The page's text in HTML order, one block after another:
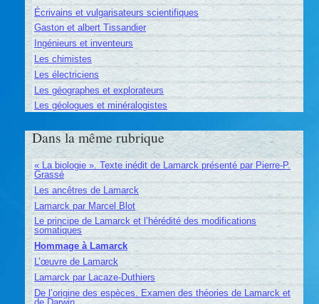
Écrivains et vulgarisateurs scientifiques
Gaston et albert Tissandier
Ingénieurs et inventeurs
Les chimistes
Les électriciens
Les géographes et explorateurs
Les géologues et minéralogistes
Dans la même rubrique
« La biologie ». Texte inédit de Lamarck présenté par Pierre-P.
Grassé
Les ancêtres de Lamarck
Lamarck par Marcel Blot
Le principe de Lamarck et l’hérédité des modifications
somatiques
Hommage à Lamarck
L’œuvre de Lamarck
Lamarck par Lacaze-Duthiers
De l’origine des espèces. Examen des théories de Lamarck et